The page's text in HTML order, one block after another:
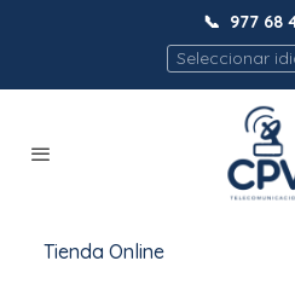
📞 977 68
Seleccionar
Tienda Online